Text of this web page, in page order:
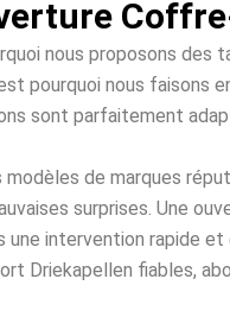
nous proposons
pourquoi nous
sont parfaitement
de marques
surprises. Une
intervention rapide
Driekapellen fiables,